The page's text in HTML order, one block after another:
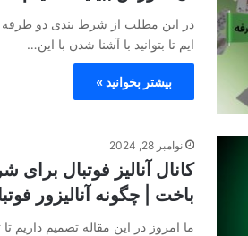
در این مطلب از شرط بندی دو
ایم تا بتوانید با آشنا شدن با این…
بیشتر بخوانید »
نوامبر 28, 2024
کانال آنالیز فوتبال
باخت | چگونه آنالیزور
ما امروز در این مقاله تصمیم داریم